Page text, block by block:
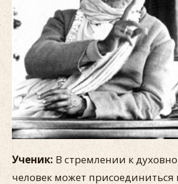
Ученик: В стремлении к
человек может присоединиться